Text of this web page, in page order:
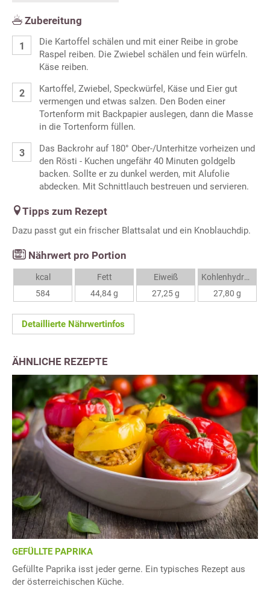
Zubereitung
Die Kartoffel schälen und mit einer Reibe in grobe
Raspel reiben. Die Zwiebel schälen und fein würfeln.
Käse reiben.
Kartoffel, Zwiebel, Speckwürfel, Käse und Eier gut
vermengen und etwas salzen. Den Boden einer
Tortenform mit Backpapier auslegen, dann die Masse
in die Tortenform füllen.
Das Backrohr auf 180° Ober-/Unterhitze vorheizen und
den Rösti - Kuchen ungefähr 40 Minuten goldgelb
backen. Sollte er zu dunkel werden, mit Alufolie
abdecken. Mit Schnittlauch bestreuen und servieren.
Tipps zum Rezept
Dazu passt gut ein frischer Blattsalat und ein Knoblauchdip.
Nährwert pro Portion
kcal
584
Fett
44,84 g
Eiweiß
27,25 g
Kohlenhydrate
27,80 g
Detaillierte Nährwertinfos
ÄHNLICHE REZEPTE
GEFÜLLTE PAPRIKA
Gefüllte Paprika isst jeder gerne. Ein typisches Rezept aus
der österreichischen Küche.